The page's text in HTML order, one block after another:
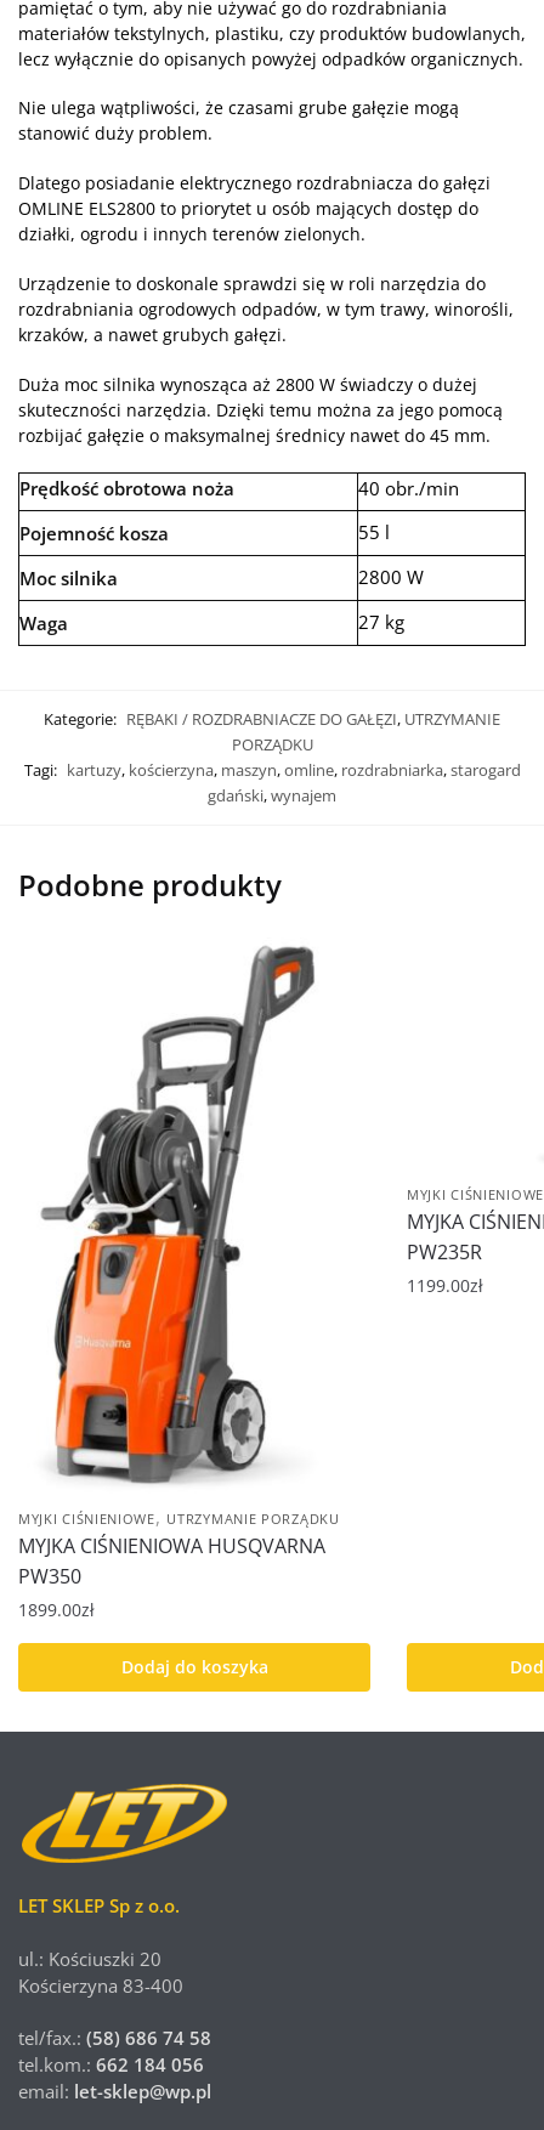
pamiętać o tym, aby nie używać go do rozdrabniania
materiałów tekstylnych, plastiku, czy produktów budowlanych,
lecz wyłącznie do opisanych powyżej odpadków organicznych.
Nie ulega wątpliwości, że czasami grube gałęzie mogą
stanowić duży problem.
Dlatego posiadanie elektrycznego rozdrabniacza do gałęzi
OMLINE ELS2800 to priorytet u osób mających dostęp do
działki, ogrodu i innych terenów zielonych.
Urządzenie to doskonale sprawdzi się w roli narzędzia do
rozdrabniania ogrodowych odpadów, w tym trawy, winorośli,
krzaków, a nawet grubych gałęzi.
Duża moc silnika wynosząca aż 2800 W świadczy o dużej
skuteczności narzędzia. Dzięki temu można za jego pomocą
rozbijać gałęzie o maksymalnej średnicy nawet do 45 mm.
Prędkość obrotowa noża
40 obr./min
Pojemność kosza
55 l
Moc silnika
2800 W
Waga
27 kg
Kategorie: RĘBAKI / ROZDRABNIACZE DO GAŁĘZI, UTRZYMANIE
PORZĄDKU
Tagi: kartuzy, kościerzyna, maszyn,omline, rozdrabniarka,starogard
gdański,wynajem
Podobne produkty
MYJKI CIŚNIENIOWE, UTRZYMANIE PORZĄDKU
MYJKA CIŚNIENIOWA HUSQVARNA
PW350
1899.00zł
Dodaj do koszyka
MYJKI CIŚNIENIOWE
MYJKA
PW235R
1199.00zł
LET SKLEP Sp z o.o.
ul.: Kościuszki 20
Kościerzyna 83-400
tel/fax.: (58) 686 74 58
tel.kom.: 662 184 056
email: let-sklep@wp.pl